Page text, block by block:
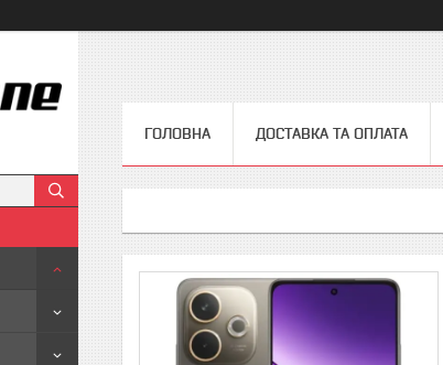
ГОЛОВНА ДОСТАВКА ТА ОПЛАТА